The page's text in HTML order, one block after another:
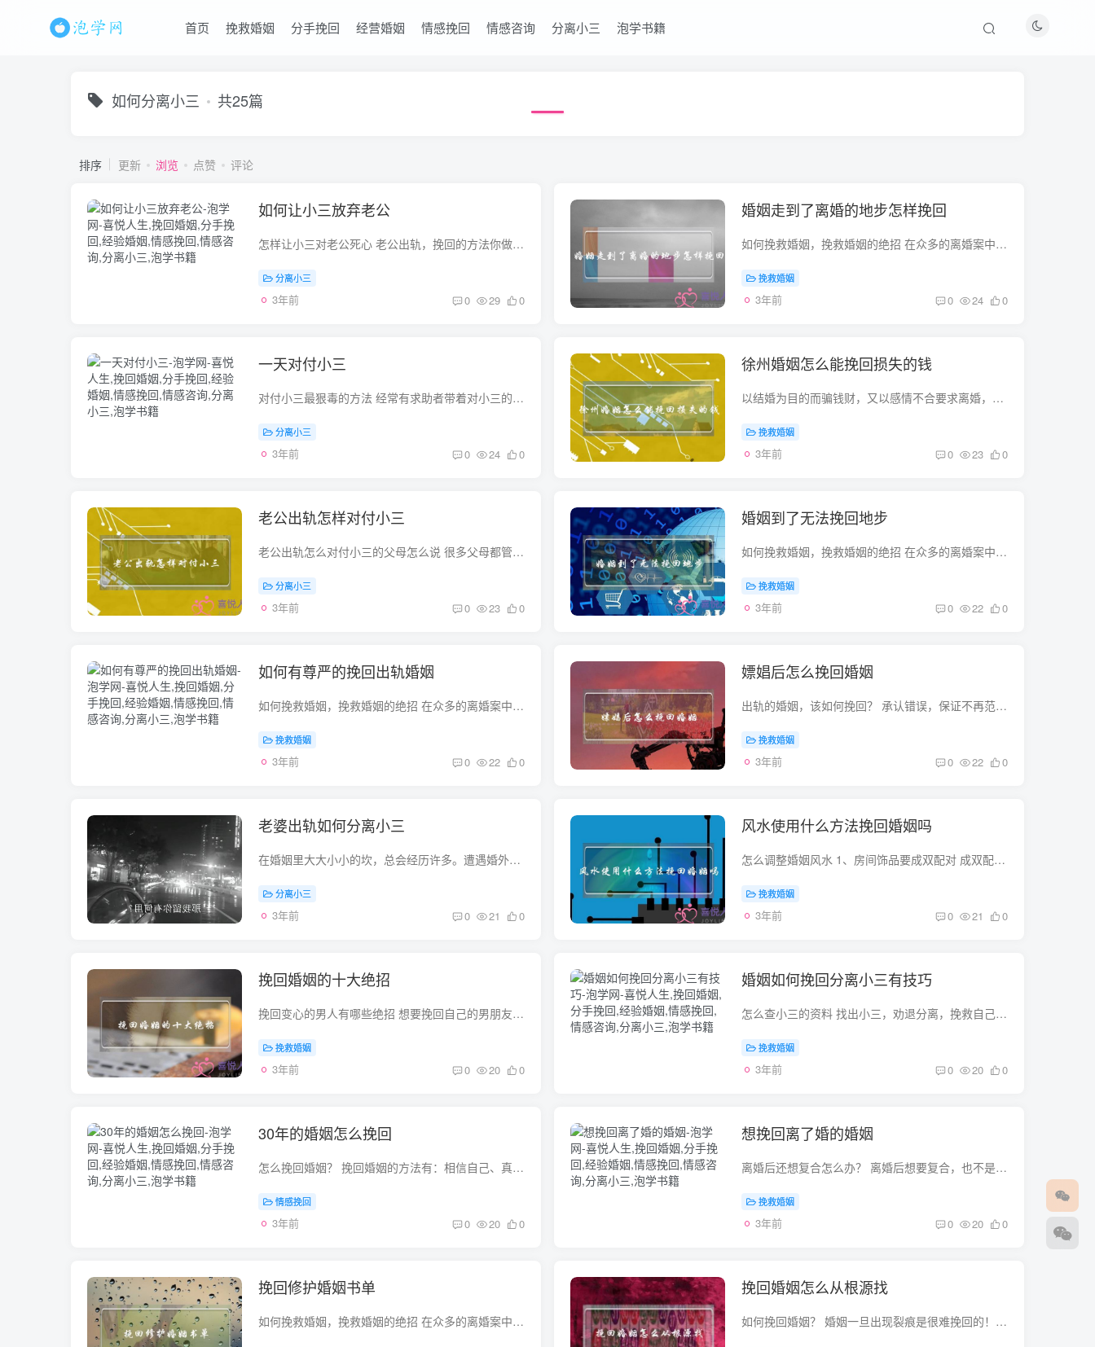
首页 挽救婚姻 分手挽回 经营婚姻 情感挽回 情感咨询 分离小三 泡学书籍
如何分离小三 共25篇
排序 更新 浏览 点赞 评论
如何让小三放弃老公
怎样让小三对老公死心 老公出轨，挽回的方法你做对了吗？ 丈夫出轨的挽回方法有很多，不同的出轨男人必须采取不同的应对策略，需要先分析男人的出轨类型，以及小三那边的情况，当做到了心中有数...
分离小三
3年前 0 29 0
婚姻走到了离婚的地步怎样挽回
如何挽救婚姻，挽救婚姻的绝招 在众多的离婚案中，有的确实是感情已到了彻底破裂的地步，非离不可。 为了挽救婚姻，有人尝试一种新办法：“试离婚”。也就是在两个人都同意离婚的情况下，不急于...
挽救婚姻
3年前 0 24 0
一天对付小三
对付小三最狠毒的方法 经常有求助者带着对小三的怨恨前来咨询，她们列举小三的种种“恶行”，展示小三层出不穷的招数，同时寄望我们能够提供更高明的招数还击小三，那是不是真有万试万灵的分离...
分离小三
3年前 0 24 0
徐州婚姻怎么能挽回损失的钱
以结婚为目的而骗钱财，又以感情不合要求离婚，我可以追回受损的钱财吗？ 可以，在结婚不满一年离婚的，可以要求女方退还彩礼钱。如果结婚时间很短，甚至不同房，就可以。如果多次行骗，就更可...
挽救婚姻
3年前 0 23 0
老公出轨怎样对付小三
老公出轨怎么对付小三的父母怎么说 很多父母都管不了小三，你可以直接打电去说，如果解决定不了，你私我详细了解 如何让老公跟小三分开 治小三最狠毒的方法 老公出轨了怎么处理 其实当小三闯入...
分离小三
3年前 0 23 0
婚姻到了无法挽回地步
如何挽救婚姻，挽救婚姻的绝招 在众多的离婚案中，有的确实是感情已到了彻底破裂的地步，非离不可。 为了挽救婚姻，有人尝试一种新办法：“试离婚”。也就是在两个人都同意离婚的情况下，不急于...
挽救婚姻
3年前 0 22 0
如何有尊严的挽回出轨婚姻
如何挽救婚姻，挽救婚姻的绝招 在众多的离婚案中，有的确实是感情已到了彻底破裂的地步，非离不可。 为了挽救婚姻，有人尝试一种新办法：“试离婚”。也就是在两个人都同意离婚的情况下，不急于...
挽救婚姻
3年前 0 22 0
嫖娼后怎么挽回婚姻
出轨的婚姻，该如何挽回？ 承认错误，保证不再范，态度要诚恳。有孩子的话，多谈谈孩子。婚姻不易，且行且珍惜答：掌握了证据而一味紧逼，本想认识错误的爱人也会不厌烦，容易有“一不做，二不...
挽救婚姻
3年前 0 22 0
老婆出轨如何分离小三
在婚姻里大大小小的坎，总会经历许多。遭遇婚外情或许是婚姻中最难以迈过去的。有人会忏悔自己的问题，回归家庭;可还有很多出轨的人，执迷不悟、不愿回头，那么当发现妻子婚外情怎么分离第三者...
分离小三
3年前 0 21 0
风水使用什么方法挽回婚姻吗
怎么调整婚姻风水 1、房间饰品要成双配对 成双配对的饰品象征着爱情的比翼双飞，孤零零和单一的物品会造成爱情的孤单，多摆些成双的物品，如，一对天鹅，一对鸳鸯等等吧，这样在爱情方面才能更...
挽救婚姻
3年前 0 21 0
挽回婚姻的十大绝招
挽回变心的男人有哪些绝招 想要挽回自己的男朋友，但是不知道怎么做，那就下个小鹿情感APP，之前我一个朋友也遇到过这个情况，我就让他到上面问一下，结果还真的挽回了自己的婚姻，所以一定可以...
挽救婚姻
3年前 0 20 0
婚姻如何挽回分离小三有技巧
怎么查小三的资料 找出小三，劝退分离，挽救自己的婚姻可以的可以的呢，简单呀 361087111@ q能解决呀。。请采纳答案，支持我一下人肉搜索找小三分离小三挽救婚姻可以网上有很多方法大都是总结对...
挽救婚姻
3年前 0 20 0
30年的婚姻怎么挽回
怎么挽回婚姻？ 挽回婚姻的方法有：相信自己、真爱无敌、影响他人、控制情绪、正面态度、承担责任。具体是1、相信自己每个人为自己的态度负责。力求从正面去思考问题的解决之道，要相信自己，一...
情感挽回
3年前 0 20 0
想挽回离了婚的婚姻
离婚后还想复合怎么办？ 离婚后想要复合，也不是没有可能，因为两个人在婚后可能会有一些后悔，经过考虑之后，会重新认识自己的感情。那么离婚后复合的技巧是什么要想成功的和对方复合，是需要...
挽救婚姻
3年前 0 20 0
挽回修护婚姻书单
如何挽救婚姻，挽救婚姻的绝招 在众多的离婚案中，有的确实是感情已到了彻底破裂的地步，非离不可。 为了挽救婚姻，有人尝试一种新办法：“试离婚”。也就是在两个人都同意离婚的情况下，不急于...
挽回婚姻怎么从根源找
如何挽回婚姻？ 婚姻一旦出现裂痕是很难挽回的！像你这样的情况确实很惨！对方显然是相当没有素质,没有修养的类型！根本不懂得怎么生活.他们在平常的生活中.肯定是开口闭口都离不开个钱字！肯定...